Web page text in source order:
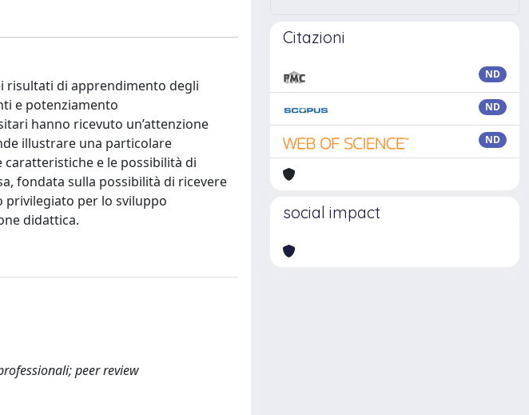
risultati di apprendimento degli
e potenziamento
hanno ricevuto un’attenzione
illustrare una particolare
e le possibilità di
fondata sulla possibilità di ricevere
privilegiato per lo sviluppo
didattica.
peer review
Citazioni
ND
ND
ND
social impact